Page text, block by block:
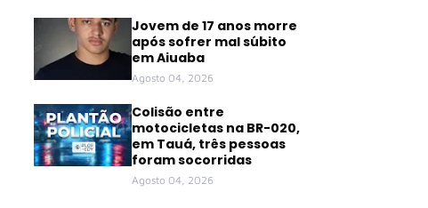
Jovem de 17 anos morre
após sofrer mal súbito
em Aiuaba
Agosto 04, 2026
Colisão entre
motocicletas na BR-020,
em Tauá, três pessoas
foram socorridas
Agosto 04, 2026